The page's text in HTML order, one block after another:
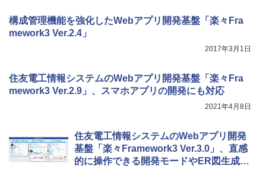
構成管理機能を強化したWebアプリ開発基盤「楽々Fra
mework3 Ver.2.4」
2017年3月1日
住友電工情報システムのWebアプリ開発基盤「楽々Fra
mework3 Ver.2.9」、スマホアプリの開発にも対応
2021年4月8日
住友電工情報システムのWebアプリ開発
基盤「楽々Framework3 Ver.3.0」、直感
的に操作できる開発モードやER図生成機